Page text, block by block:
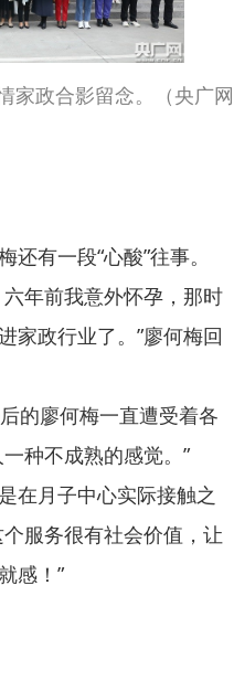
家政合影留念。（央广网
有一段“心酸”往事。
年前我意外怀孕，那时
家政行业了。”廖何梅回
廖何梅一直遭受着各
种不成熟的感觉。”
月子中心实际接触之
服务很有社会价值，让
感！”